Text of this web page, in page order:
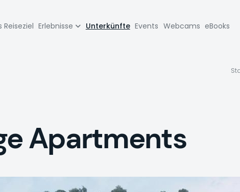
Reiseziel Erlebnisse Unterkünfte Events Webcams eBooks
Apartments